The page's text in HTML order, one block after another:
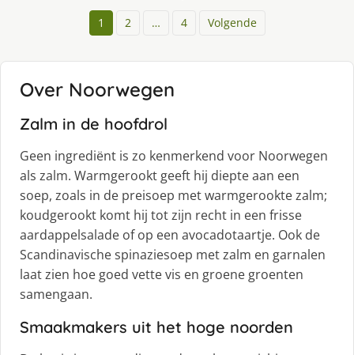
1 2 … 4 Volgende
Over Noorwegen
Zalm in de hoofdrol
Geen ingrediënt is zo kenmerkend voor Noorwegen
als zalm. Warmgerookt geeft hij diepte aan een
soep, zoals in de preisoep met warmgerookte zalm;
koudgerookt komt hij tot zijn recht in een frisse
aardappelsalade of op een avocadotaartje. Ook de
Scandinavische spinaziesoep met zalm en garnalen
laat zien hoe goed vette vis en groene groenten
samengaan.
Smaakmakers uit het hoge noorden